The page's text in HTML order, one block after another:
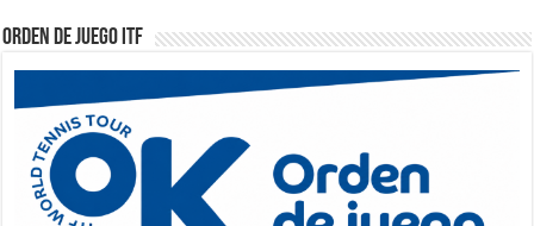
Orden de Juego ITF